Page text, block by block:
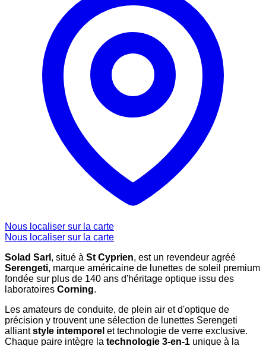
Nous localiser sur la carte
Nous localiser sur la carte
Solad Sarl , situé à St Cyprien, est un revendeur agréé
Serengeti, marque américaine de lunettes de soleil premium
fondée sur plus de 140 ans d'héritage optique issu des
laboratoires Corning.
Les amateurs de conduite, de plein air et d'optique de
précision y trouvent une sélection de lunettes Serengeti
alliantstyle intemporel et technologie de verre exclusive.
Chaque paire intègre la technologie 3-en-1 unique à la